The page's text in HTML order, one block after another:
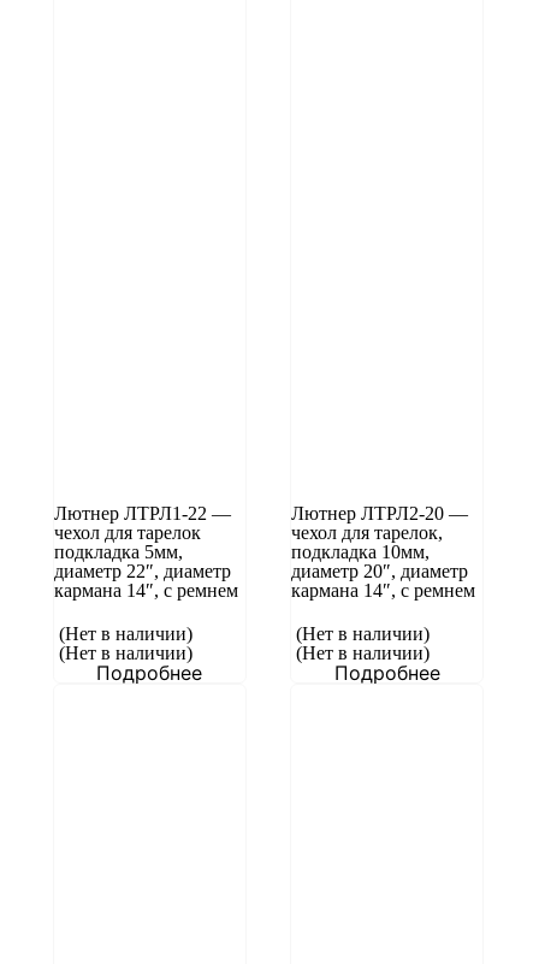
Лютнер ЛТРЛ1-22 —
чехол для тарелок
подкладка 5мм,
диаметр 22″, диаметр
кармана 14″, с ремнем
(Нет в наличии)
(Нет в наличии)
Подробнее
Лютнер ЛТРЛ2-20 —
чехол для тарелок,
подкладка 10мм,
диаметр 20″, диаметр
кармана 14″, с ремнем
(Нет в наличии)
(Нет в наличии)
Подробнее